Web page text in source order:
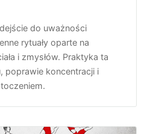
do uważności
rytuały oparte na
i zmysłów. Praktyka ta
poprawie koncentracji i